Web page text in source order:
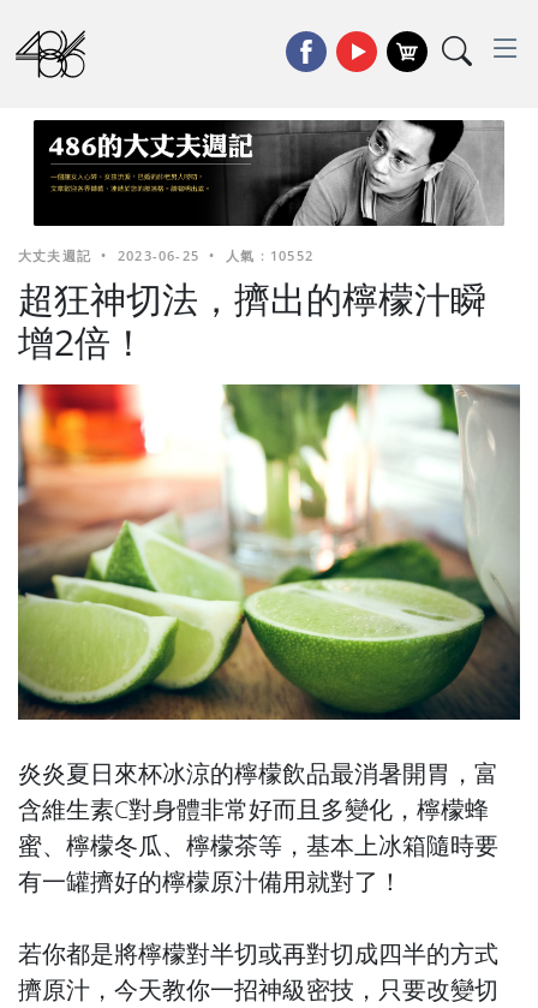
大丈夫週記 • 2023-06-25 • 人氣 : 10552
超狂神切法，擠出的檸檬汁瞬
增2倍！
炎炎夏日來杯冰涼的檸檬飲品最消暑開胃，富
含維生素C對身體非常好而且多變化，檸檬蜂
蜜、檸檬冬瓜、檸檬茶等，基本上冰箱隨時要
有一罐擠好的檸檬原汁備用就對了！
若你都是將檸檬對半切或再對切成四半的方式
擠原汁，今天教你一招神級密技，只要改變切